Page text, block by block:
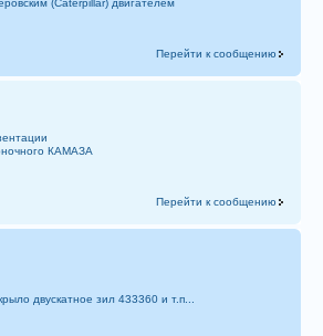
Перейти к сообщению
КАМАЗА
Перейти к сообщению
двускатное зил 433360 и т.п...